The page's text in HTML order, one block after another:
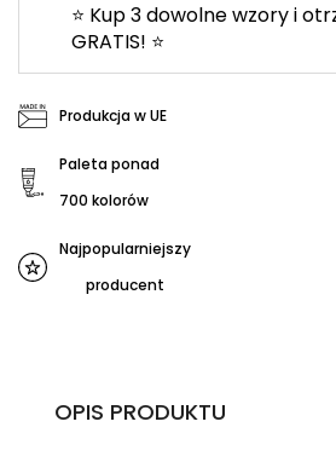
⭐ Kup 3 dowolne wzory i
GRATIS! ⭐
Produkcja w UE
Paleta ponad
700 kolorów
Najpopularniejszy
producent
OPIS PRODUKTU